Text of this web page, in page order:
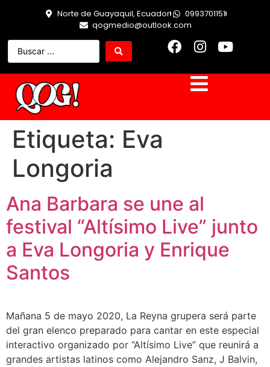
Norte de Guayaquil, Ecuador
0993701151
qogmedio@outlook.com
Etiqueta: Eva
Longoria
Ana Barbara se une al
festival “Altísimo Live” junto
a Eva Longoria y Enrique
Santos
Mañana 5 de mayo 2020, La Reyna grupera será parte
del gran elenco preparado para cantar en este especial
interactivo organizado por “Altísimo Live” que reunirá a
grandes artistas latinos como Alejandro Sanz, J Balvin,